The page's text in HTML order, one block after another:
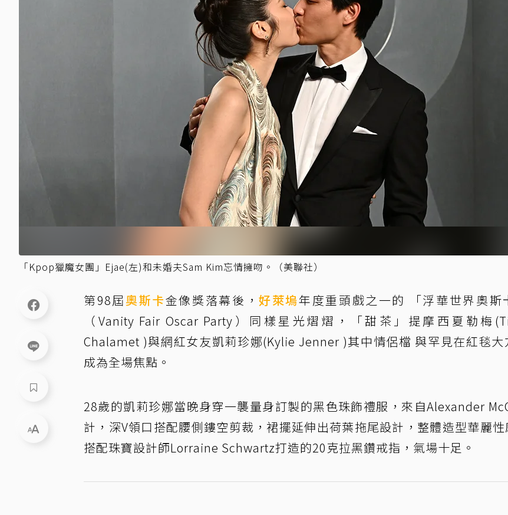
「Kpop獵魔女團」Ejae(左)和未婚夫Sam Kim忘情擁吻。（美聯社）
第98屆奧斯卡金像獎落幕後，好萊塢年度重頭戲之一的 「浮華世界奧斯
（Vanity Fair Oscar Party）同樣星光熠熠，「甜茶」提摩西夏勒梅
Chalamet )與網紅女友凱莉珍娜(Kylie Jenner )其中情侶檔 與罕見在紅毯大
成為全場焦點。
28歲的凱莉珍娜當晚身穿一襲量身訂製的黑色珠飾禮服，來自Alexander
計，深V領口搭配腰側鏤空剪裁，裙擺延伸出荷葉拖尾設計，整體造型華麗
搭配珠寶設計師Lorraine Schwartz打造的20克拉黑鑽戒指，氣場十足。